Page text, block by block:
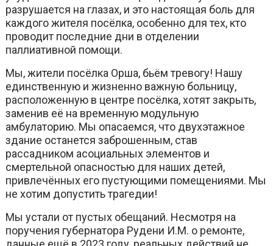
разрушается на глазах, и это настоящая боль для
каждого жителя посёлка, особенно для тех, кто
проводит последние дни в отделении
паллиативной помощи.
Мы, жители посёлка Орша, бьём тревогу! Нашу
единственную и жизненно важную больницу,
расположенную в центре посёлка, хотят закрыть,
заменив её на временную модульную
амбулаторию. Мы опасаемся, что двухэтажное
здание останется заброшенным, став
рассадником асоциальных элементов и
смертельной опасностью для наших детей,
привлечённых его пустующими помещениями. Мы
не хотим допустить трагедии!
Мы устали от пустых обещаний. Несмотря на
поручения губернатора Рудени И.М. о ремонте,